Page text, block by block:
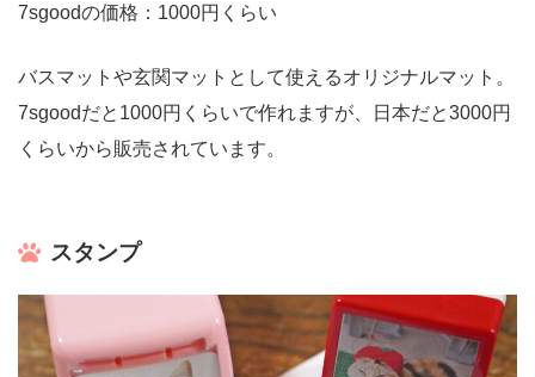
7sgoodの価格：1000円くらい
バスマットや玄関マットとして使えるオリジナルマット。
7sgoodだと1000円くらいで作れますが、日本だと3000円
くらいから販売されています。
スタンプ